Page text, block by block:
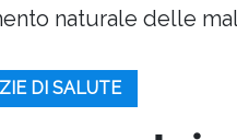
naturale delle
DI SALUTE